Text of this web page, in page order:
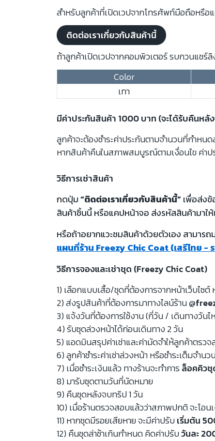
สำหรับลูกค้าที่เปิดเวปจากโทรศัพท์มือถือหรือ
ติดต่อเราเกี่ยวกับสินค้านี้
ถ้าลูกค้าเปิดเวปจากคอมพิวเตอร์ รบกวนแชร์
Color
เทา
มีค่าประกันสินค้า 1000 บาท (จะได้รับคืนห
ลูกค้าจะต้องชำระค่าประกันตามจำนวนที่กำห
หากสินค้าคืนในสภาพสมบูรณ์ตามเงื่อนไข ค่า
วิธีการเช่าสินค้า
กดปุ่ม“ติดต่อเราเกี่ยวกับสินค้านี้”เพื่อส่งข้
สินค้าชิ้นนี้ หรือแคปหน้าจอ ส่งรหัสสินค้ามาให้
หรือถ้าอยากแวะชมสินค้าด้วยตัวเอง สามารถ
แผนที่ร้าน Freezy Chic Coat (เสรีไทย -
วิธีการจองและเช่าชุด (Freezy Chic Coat)
1) เลือกแบบเสื้อ/ชุดที่ต้องการจากหน้าเว็บไซต์
2) ส่งรูปสินค้าที่ต้องการมาทางไลน์ร้าน
3) แจ้งวันที่ต้องการใช้งาน (กี่วัน / เดินทางวันไ
4) รับชุดล่วงหน้าได้ก่อนเดินทาง 2 วัน
5) แอดมินสรุปค่าเช่าและค่ามัดจำให้ลูกค้าตร
6) ลูกค้าชำระค่าเช่าล่วงหน้า หรือชำระเต็มจำน
7) เมื่อชำระเงินแล้ว ทางร้านจะทำการล็อคคิว
8) มารับชุดตามวันที่นัดหมาย
9) คืนชุดหลังจบทริป 1 วัน
10) เมื่อร้านตรวจสอบแล้วว่าสภาพปกติ จะโอน
11) หากชุดมีรอยเสียหาย จะมีค่าปรับเริ่มต้น
12) คืนชุดล่าช้าเกินกำหนด คิดค่าปรับวันละ